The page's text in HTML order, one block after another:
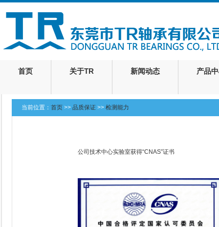
首页 关于TR 新闻动态 产品
当前位置： 首页 >> 品质保证 >> 检测能力
公司技术中心实验室获得“CNAS”证书